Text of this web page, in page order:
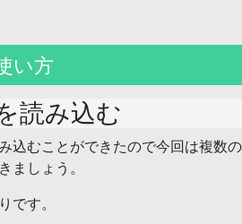
い方
読み込む
込むことができたので今回は複数の
ましょう。
です。